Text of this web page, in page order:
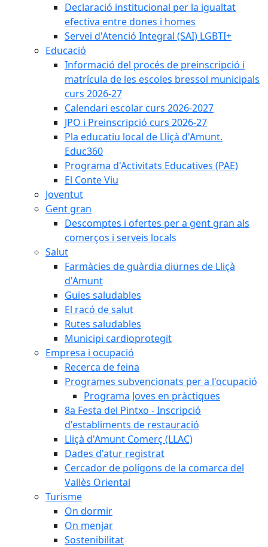
Declaració institucional per la igualtat
efectiva entre dones i homes
Servei d'Atenció Integral (SAI) LGBTI+
Educació
Informació del procés de preinscripció i
matrícula de les escoles bressol municipals
curs 2026-27
Calendari escolar curs 2026-2027
JPO i Preinscripció curs 2026-27
Pla educatiu local de Lliçà d'Amunt.
Educ360
Programa d'Activitats Educatives (PAE)
El Conte Viu
Joventut
Gent gran
Descomptes i ofertes per a gent gran als
comerços i serveis locals
Salut
Farmàcies de guàrdia diürnes de Lliçà
d'Amunt
Guies saludables
El racó de salut
Rutes saludables
Municipi cardioprotegit
Empresa i ocupació
Recerca de feina
Programes subvencionats per a l'ocupació
Programa Joves en pràctiques
8a Festa del Pintxo - Inscripció
d'establiments de restauració
Lliçà d'Amunt Comerç (LLAC)
Dades d'atur registrat
Cercador de polígons de la comarca del
Vallès Oriental
Turisme
On dormir
On menjar
Sostenibilitat